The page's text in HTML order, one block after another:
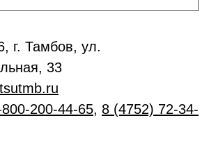
г. Тамбов, ул.
33
200-44-65, 8 (4752) 72-34-